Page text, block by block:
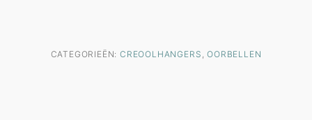
CATEGORIEËN:CREOOLHANGERS ,OORBELLEN